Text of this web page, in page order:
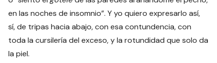
en las noches de insomnio”. Y yo quiero expresarlo así,
sí, de tripas hacia abajo, con esa contundencia, con
toda la cursilería del exceso, y la rotundidad que solo da
la piel.